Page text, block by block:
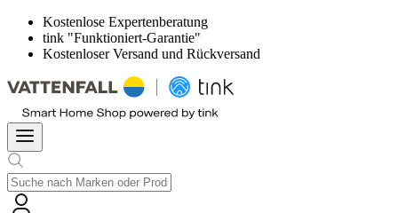
Kostenlose Expertenberatung
tink "Funktioniert-Garantie"
Kostenloser Versand und Rückversand